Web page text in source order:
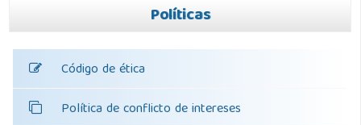
Políticas
Código de ética
Política de conflicto de intereses